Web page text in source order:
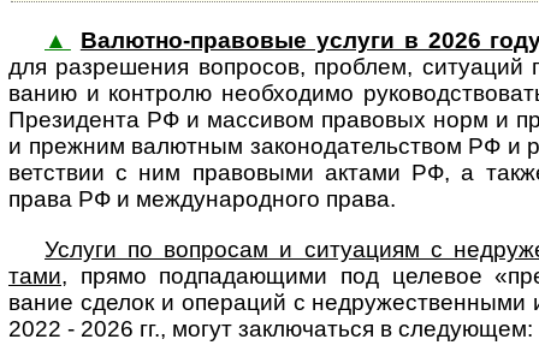
▲
Валютно-правовые услуги в 2026
для разре­шения воп­ро­сов, про­б­лем,
ва­нию и конт­ролю необ­хо­димо
Пре­зи­дента РФ и мас­си­вом пра­во­вых норм и
и преж­ним валют­ным за­ко­но­да­тель­ст­вом РФ и
вет­ст­вии с ним пра­во­выми актами РФ, а
права РФ и меж­ду­на­род­ного права.
Услуги по вопросам и ситуациям с
тами, прямо под­пада­ю­щими под целе­вое
вание сде­лок и опе­ра­ций с
2022 - 2026 гг., могут заклю­ча­ться в сле­дующем: